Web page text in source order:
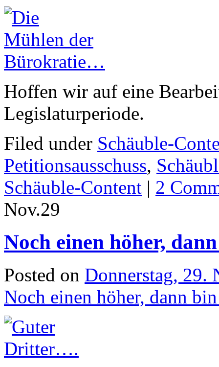
Hoffen wir auf eine
Legislaturperiode.
Filed under Schäuble-
Petitionsausschuss,
Schäuble-Content | 2
Nov.29
Noch einen höher,
Posted on Donnerstag, 29.
Noch einen höher, dann